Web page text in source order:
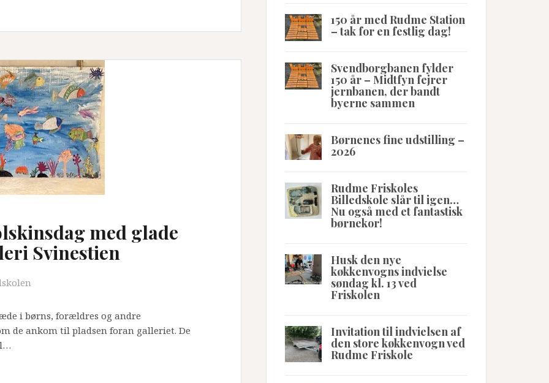
med glade
Svinestien
i børns, forældres og andre
de ankom til pladsen foran galleriet. De
150 år med Rudme Station
– tak for en festlig dag!
Svendborgbanen fylder
150 år – Midtfyn fejrer
jernbanen, der bandt
byerne sammen
Børnenes fine udstilling –
2026
Rudme Friskoles
Billedskole slår til igen…
Nu også med et fantastisk
børnekor!
Husk den nye
køkkenvogns indvielse
søndag kl. 13 ved
Friskolen
Invitation til indvielsen af
den store køkkenvogn ved
Rudme Friskole